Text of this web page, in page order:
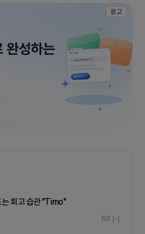
광고
는 회고 습관 "Timo"
66 (-)